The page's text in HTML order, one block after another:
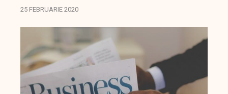
din 2008, Nouriel Roubini, a dezvăluit
25 FEBRUARIE 2020